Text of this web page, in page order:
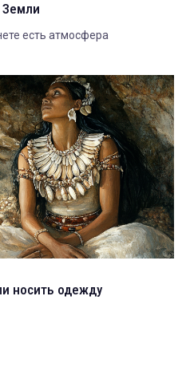
Земли
есть атмосфера
носить одежду